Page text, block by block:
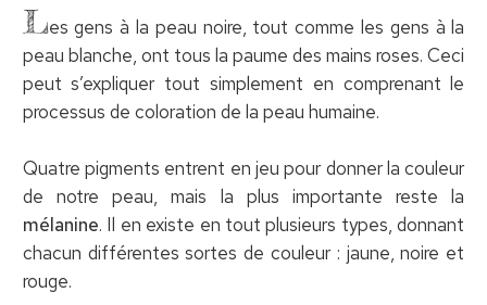
Les gens à la peau noire, tout comme les gens à la
peau blanche, ont tous la paume des mains roses. Ceci
peut s’expliquer tout simplement en comprenant le
processus de coloration de la peau humaine.
Quatre pigments entrent en jeu pour donner la couleur
de notre peau, mais la plus importante reste la
mélanine. Il en existe en tout plusieurs types, donnant
chacun différentes sortes de couleur : jaune, noire et
rouge.